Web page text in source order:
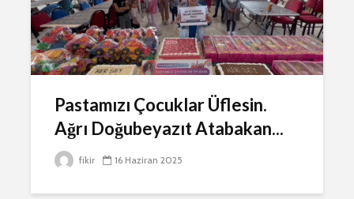
Pastamızı Çocuklar Üflesin.
Ağrı Doğubeyazıt Atabakan...
fikir 16 Haziran 2025